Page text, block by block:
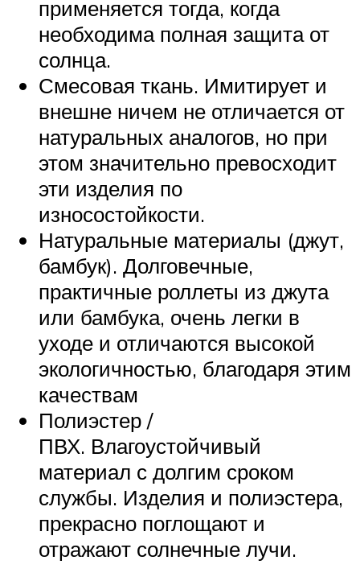
применяется тогда, когда
необходима полная защита от
солнца.
Смесовая ткань. Имитирует и
внешне ничем не отличается от
натуральных аналогов, но при
этом значительно превосходит
эти изделия по
износостойкости.
Натуральные материалы (джут,
бамбук). Долговечные,
практичные роллеты из джута
или бамбука, очень легки в
уходе и отличаются высокой
экологичностью, благодаря этим
качествам
Полиэстер /
ПВХ. Влагоустойчивый
материал с долгим сроком
службы. Изделия и полиэстера,
прекрасно поглощают и
отражают солнечные лучи.